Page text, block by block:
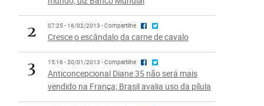
2 07:25 - 16/02/2013 - Compartilhe
Cresce o escândalo da carne de cavalo
3 15:16 - 30/01/2013 - Compartilhe
Anticoncepcional Diane 35 não será mais
vendido na França; Brasil avalia uso da pílula